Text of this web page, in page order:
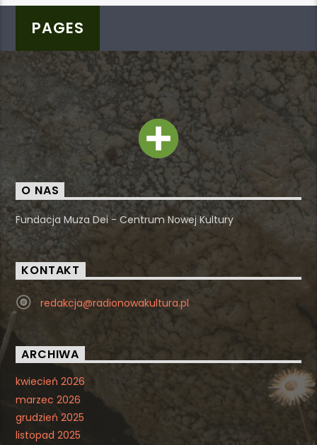
PAGES
O NAS
Fundacja Muza Dei - Centrum Nowej Kultury
KONTAKT
redakcja@radionowakultura.pl
ARCHIWA
kwiecień 2026
marzec 2026
grudzień 2025
listopad 2025